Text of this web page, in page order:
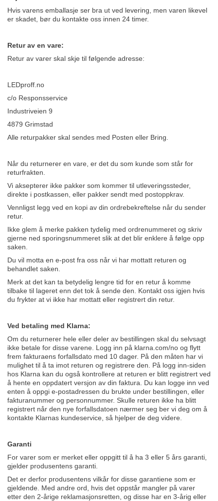
Hvis varens emballasje ser bra ut ved levering, men varen likevel
er skadet, bør du kontakte oss innen 24 timer.
Retur av en vare:
Retur av varer skal skje til følgende adresse:
LEDproff.no
c/o Responsservice
Industriveien 9
4879 Grimstad
Alle returpakker skal sendes med Posten eller Bring.
Når du returnerer en vare, er det du som kunde som står for
returfrakten.
Vi aksepterer ikke pakker som kommer til utleveringssteder,
direkte i postkassen, eller pakker sendt med postoppkrav.
Vennligst legg ved en kopi av din ordrebekreftelse når du sender
retur.
Ikke glem å merke pakken tydelig med ordrenummeret og skriv
gjerne ned sporingsnummeret slik at det blir enklere å følge opp
saken.
Du vil motta en e-post fra oss når vi har mottatt returen og
behandlet saken.
Merk at det kan ta betydelig lengre tid for en retur å komme
tilbake til lageret enn det tok å sende den. Kontakt oss igjen hvis
du frykter at vi ikke har mottatt eller registrert din retur.
Ved betaling med Klarna:
Om du returnerer hele eller deler av bestillingen skal du selvsagt
ikke betale for disse varene. Logg inn på klarna.com/no og flytt
frem fakturaens forfallsdato med 10 dager. På den måten har vi
mulighet til å ta imot returen og registrere den. På logg inn-siden
hos Klarna kan du også kontrollere at returen er blitt registrert ved
å hente en oppdatert versjon av din faktura. Du kan logge inn ved
enten å oppgi e-postadressen du brukte under bestillingen, eller
fakturanummer og personnummer. Skulle returen ikke ha blitt
registrert når den nye forfallsdatoen nærmer seg ber vi deg om å
kontakte Klarnas kundeservice, så hjelper de deg videre.
Garanti
For varer som er merket eller oppgitt til å ha 3 eller 5 års garanti,
gjelder produsentens garanti.
Det er derfor produsentens vilkår for disse garantiene som er
gjeldende. Med andre ord, hvis det oppstår mangler på varer
etter den 2-årige reklamasjonsretten, og disse har en 3-årig eller